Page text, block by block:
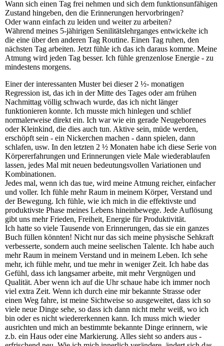
Wann sich einen Tag frei nehmen und sich dem funktionsunfähigen
Zustand hingeben, den die Erinnerungen hervorbringen?
Oder wann einfach zu leiden und weiter zu arbeiten?
Während meines 5-jähirigen Senilitätslehrganges entwickelte ich
die eine über den anderen Tag Routine. Einen Tag ruhen, den
nächsten Tag arbeiten. Jetzt fühle ich das ich daraus komme. Meine
Atmung wird jeden Tag besser. Ich fühle grenzenlose Energie - zu
mindestens morgens.
Einer der interessanten Muster bei dieser 2 ½- monatigen
Regression ist, das ich in der Mitte des Tages oder am frühen
Nachmittag völlig schwach wurde, das ich nicht länger
funktionieren konnte. Ich musste mich hinlegen und schlief
normalerweise direkt ein. Ich war wie ein gerade Neugeborenes
oder Kleinkind, die dies auch tun. Aktive sein, müde werden,
erschöpft sein - ein Nickerchen machen - dann spielen, dann
schlafen, usw. In den letzten 2 ½ Monaten habe ich diese Serie von
Körpererfahrungen und Erinnerungen viele Male wiederablaufen
lassen, jedes Mal mit neuen bedeutungsvollen Variationen und
Kombinationen.
Jedes mal, wenn ich das tue, wird meine Atmung reicher, einfacher
und voller. Ich fühle mehr Raum in meinem Körper, Verstand und
der Bewegung. Ich fühle, wie ich mich in die effektivste und
produktivste Phase meines Lebens hineinbewege. Jede Auflösung
gibt uns mehr Frieden, Freiheit, Energie für Produktivität.
Ich hatte so viele Tausende von Erinnerungen, das sie ein ganzes
Buch füllen könnten! Nicht nur das sich meine physische Sehkraft
verbesserte, sondern auch meine seelischen Talente. Ich habe auch
mehr Raum in meinem Verstand und in meinem Leben. Ich sehe
mehr, ich fühle mehr, und tue mehr in weniger Zeit. Ich habe das
Gefühl, dass ich langsamer arbeite, mit mehr Vergnügen und
Qualität. Aber wenn ich auf die Uhr schaue habe ich immer noch
viel extra Zeit. Wenn ich durch eine mir bekannte Strasse oder
einen Weg fahre, ist meine Sichtweise so ausgeweitet, dass ich so
viele neue Dinge sehe, so dass ich dann nicht mehr weiß, wo ich
bin oder es nicht wiedererkennen kann. Ich muss mich wieder
ausrichten und mich an bestimmte bekannte Dinge erinnern, wie
z.b. ein Haus oder eine Markierung. Alles sieht so anders aus -